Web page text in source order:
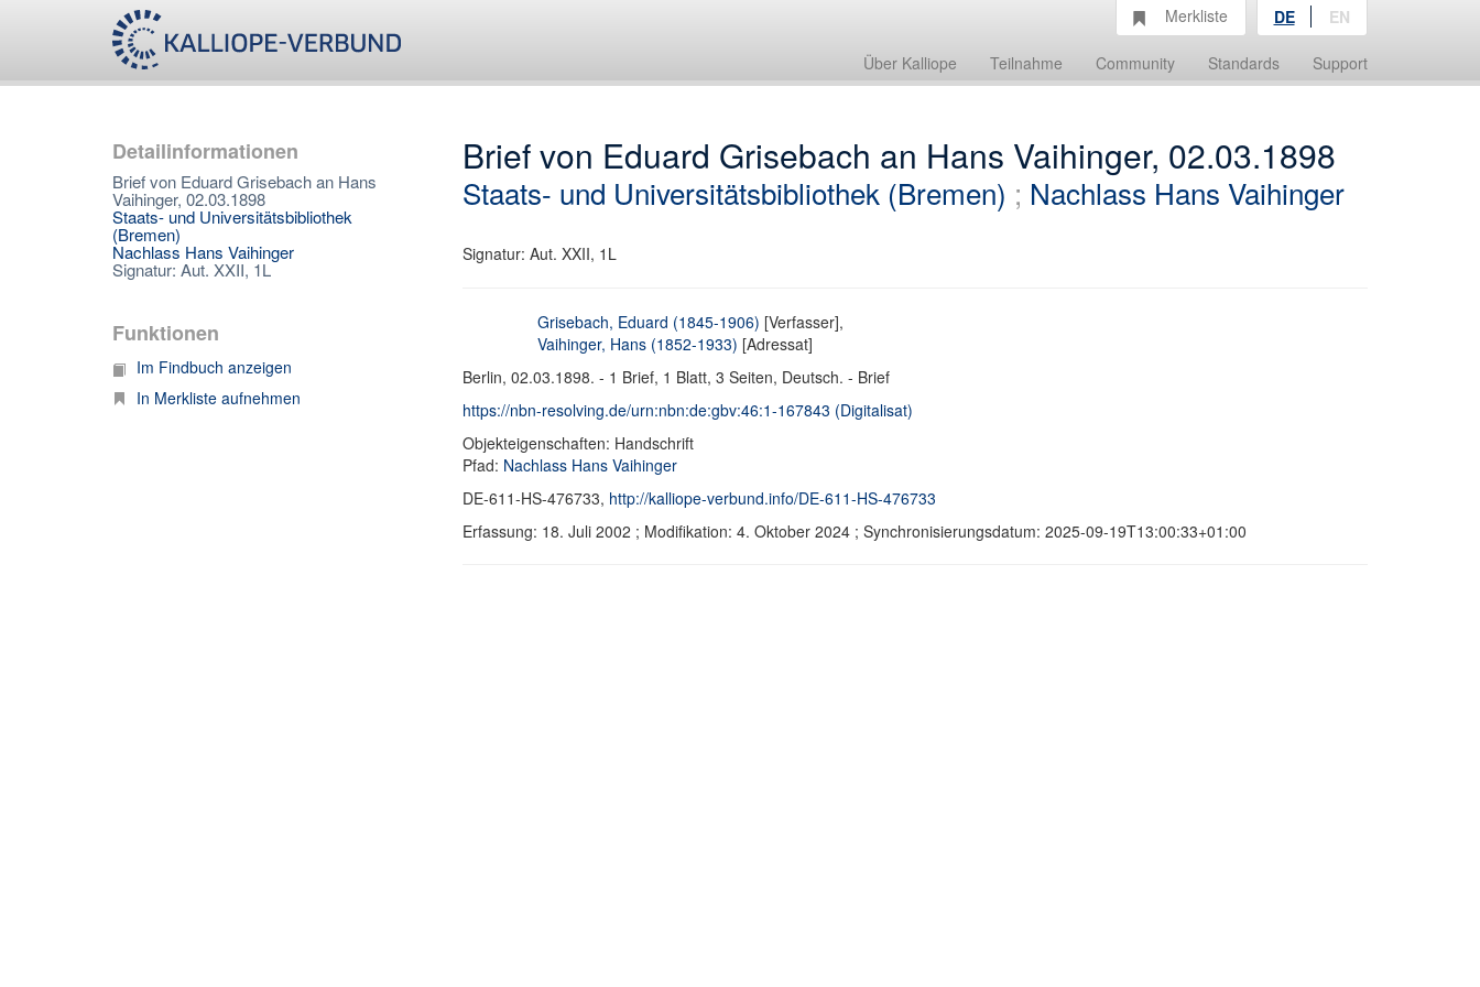
Über Kalliope Teilnahme Community Standards Support
Merkliste DE EN
Detailinformationen
Brief von Eduard Grisebach an Hans
Vaihinger, 02.03.1898
Staats- und Universitätsbibliothek
(Bremen)
Nachlass Hans Vaihinger
Signatur: Aut. XXII, 1L
Funktionen
Im Findbuch anzeigen
In Merkliste aufnehmen
Brief von Eduard Grisebach an Hans Vaihinger, 02.03.1898
Staats- und Universitätsbibliothek (Bremen) ; Nachlass Hans Vaihinger
Signatur: Aut. XXII, 1L
Grisebach, Eduard (1845-1906) [Verfasser],
Vaihinger, Hans (1852-1933) [Adressat]
Berlin, 02.03.1898. - 1 Brief, 1 Blatt, 3 Seiten, Deutsch. - Brief
https://nbn-resolving.de/urn:nbn:de:gbv:46:1-167843 (Digitalisat)
Objekteigenschaften: Handschrift
Pfad: Nachlass Hans Vaihinger
DE-611-HS-476733, http://kalliope-verbund.info/DE-611-HS-476733
Erfassung: 18. Juli 2002 ; Modifikation: 4. Oktober 2024 ; Synchronisierungsdatum: 2025-09-19T13:00:33+01:00